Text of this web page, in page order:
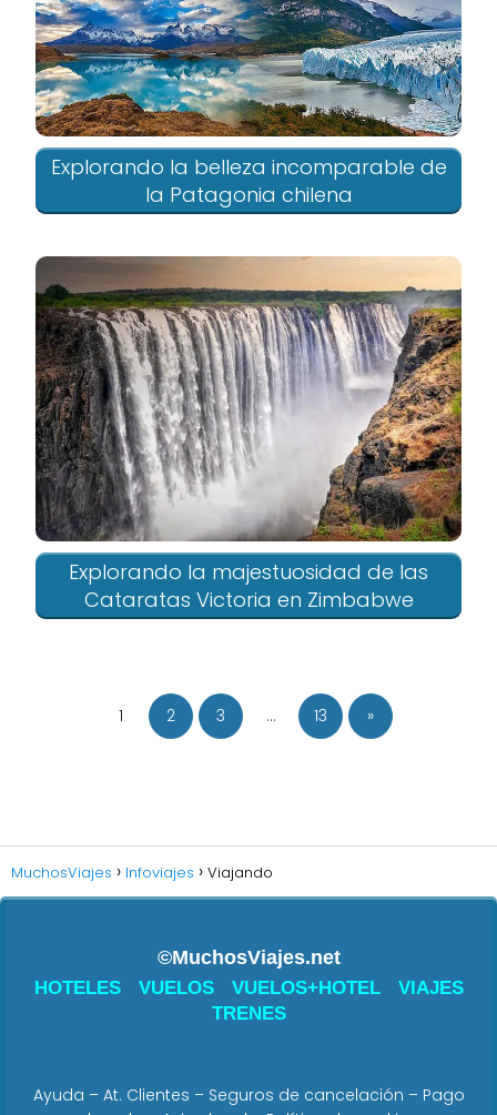
Explorando la belleza incomparable de
la Patagonia chilena
Explorando la majestuosidad de las
Cataratas Victoria en Zimbabwe
1 2 3 … 13 »
MuchosViajes Infoviajes Viajando
©MuchosViajes.net
HOTELES VUELOS VUELOS+HOTEL
VIAJES
TRENES
Ayuda – At. Clientes – Seguros de cancelación – Pago